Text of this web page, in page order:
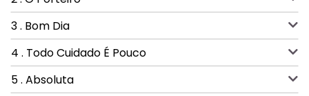
3 . Bom Dia
4 . Todo Cuidado É Pouco
5 . Absoluta